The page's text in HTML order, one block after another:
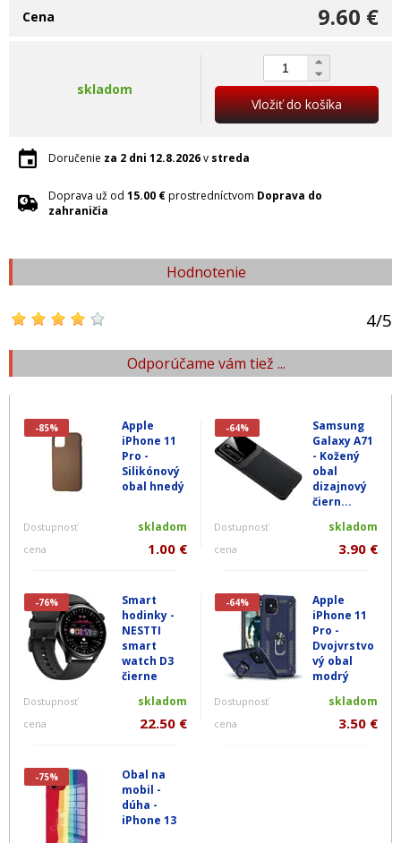
9.60 €
Cena
skladom
Vložiť do košíka
Doručenie za 2 dni 12.8.2026v streda
Doprava už od 15.00 €prostredníctvom Doprava do
zahraničia
Hodnotenie
4/5
Odporúčame vám tiež ...
-85%
Apple
iPhone 11
Pro -
Silikónový
obal hnedý
Dostupnosť skladom
cena 1.00 €
-64%
Samsung
Galaxy A71
- Kožený
obal
dizajnový
čiern...
Dostupnosť skladom
cena 3.90 €
-76%
Smart
hodinky -
NESTTI
smart
watch D3
čierne
Dostupnosť skladom
cena 22.50 €
-64%
Apple
iPhone 11
Pro -
Dvojvrstvo
vý obal
modrý
Dostupnosť skladom
cena 3.50 €
-75%
Obal na
mobil -
dúha -
iPhone 13